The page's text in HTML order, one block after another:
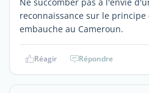
reconnaissance sur le
embauche au Cameroun.
Réagir Répondre